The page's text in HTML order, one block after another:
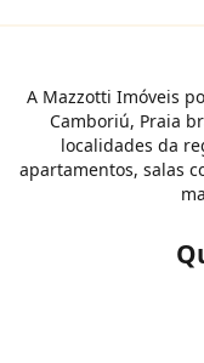
A Mazzotti Imóveis
Camboriú, Praia
localidades da
apartamentos, salas